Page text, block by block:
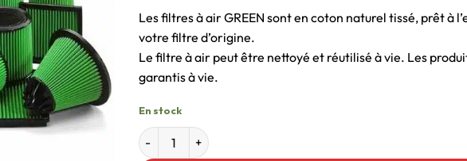
Les filtres à air GREEN sont en coton naturel tissé, prêt à
votre filtre d’origine.
Le filtre à air peut être nettoyé et réutilisé à vie. Les
garantis à vie.
En stock